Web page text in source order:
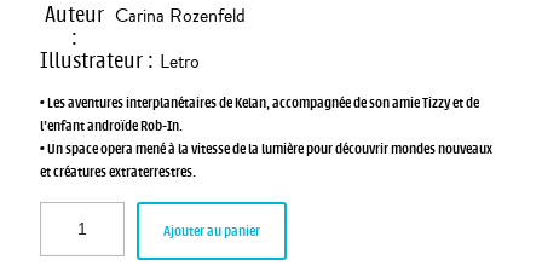
Auteur
:
Carina Rozenfeld
Illustrateur : Letro
• Les aventures interplanétaires de Kelan, accompagnée de son amie Tizzy et de
l’enfant androïde Rob-In.
• Un space opera mené à la vitesse de la lumière pour découvrir mondes nouveaux
et créatures extraterrestres.
Ajouter au panier